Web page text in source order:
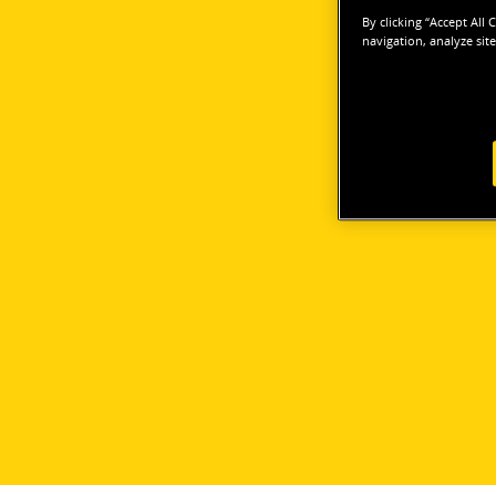
By clicking “Accept All
navigation, analyze